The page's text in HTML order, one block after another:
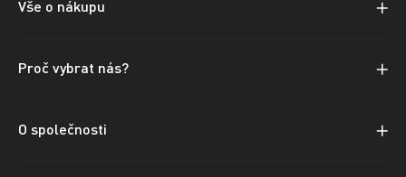
Vše o nákupu
Proč vybrat nás?
O společnosti